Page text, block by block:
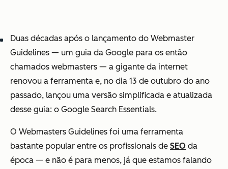
Duas décadas após o lançamento do Webmaster
Guidelines — um guia da Google para os então
chamados webmasters — a gigante da internet
renovou a ferramenta e, no dia 13 de outubro do ano
passado, lançou uma versão simplificada e atualizada
desse guia: o Google Search Essentials.
O Webmasters Guidelines foi uma ferramenta
bastante popular entre os profissionais de SEO da
época — e não é para menos, já que estamos falando